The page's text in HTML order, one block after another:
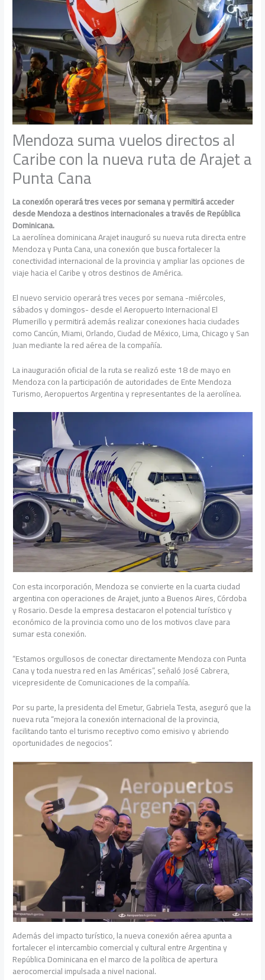
Mendoza suma vuelos directos al
Caribe con la nueva ruta de Arajet a
Punta Cana
La conexión operará tres veces por semana y permitirá acceder
desde Mendoza a destinos internacionales a través de República
Dominicana.
La aerolínea dominicana Arajet inauguró su nueva ruta directa entre
Mendoza y Punta Cana, una conexión que busca fortalecer la
conectividad internacional de la provincia y ampliar las opciones de
viaje hacia el Caribe y otros destinos de América.
El nuevo servicio operará tres veces por semana -miércoles,
sábados y domingos- desde el Aeropuerto Internacional El
Plumerillo y permitirá además realizar conexiones hacia ciudades
como Cancún, Miami, Orlando, Ciudad de México, Lima, Chicago y San
Juan mediante la red aérea de la compañía.
La inauguración oficial de la ruta se realizó este 18 de mayo en
Mendoza con la participación de autoridades de Ente Mendoza
Turismo, Aeropuertos Argentina y representantes de la aerolínea.
Con esta incorporación, Mendoza se convierte en la cuarta ciudad
argentina con operaciones de Arajet, junto a Buenos Aires, Córdoba
y Rosario. Desde la empresa destacaron el potencial turístico y
económico de la provincia como uno de los motivos clave para
sumar esta conexión.
“Estamos orgullosos de conectar directamente Mendoza con Punta
Cana y toda nuestra red en las Américas”, señaló José Cabrera,
vicepresidente de Comunicaciones de la compañía.
Por su parte, la presidenta del Emetur, Gabriela Testa, aseguró que la
nueva ruta “mejora la conexión internacional de la provincia,
facilitando tanto el turismo receptivo como emisivo y abriendo
oportunidades de negocios”.
Además del impacto turístico, la nueva conexión aérea apunta a
fortalecer el intercambio comercial y cultural entre Argentina y
República Dominicana en el marco de la política de apertura
aerocomercial impulsada a nivel nacional.